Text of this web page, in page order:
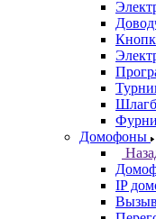
Домофоны
IP